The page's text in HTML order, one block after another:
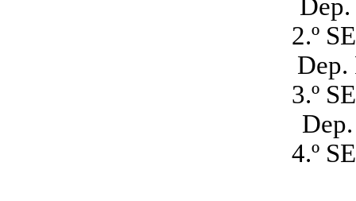
2.º
Dep.
3.º
4.º